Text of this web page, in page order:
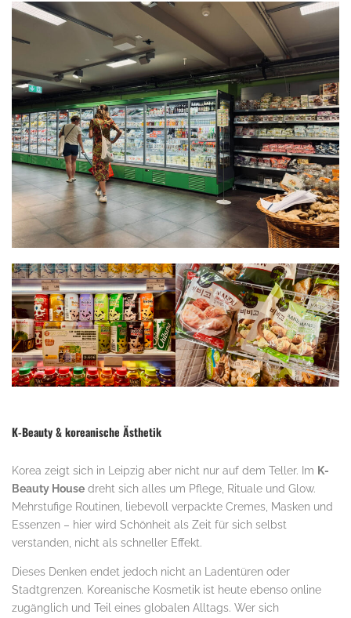
K-Beauty & koreanische Ästhetik
Korea zeigt sich in Leipzig aber nicht nur auf dem Teller. Im K-
Beauty House dreht sich alles um Pflege, Rituale und Glow.
Mehrstufige Routinen, liebevoll verpackte Cremes, Masken und
Essenzen – hier wird Schönheit als Zeit für sich selbst
verstanden, nicht als schneller Effekt.
Dieses Denken endet jedoch nicht an Ladentüren oder
Stadtgrenzen. Koreanische Kosmetik ist heute ebenso online
zugänglich und Teil eines globalen Alltags. Wer sich